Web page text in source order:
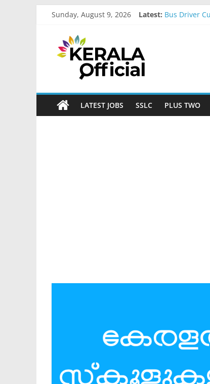
Sunday, August 9, 2026 Latest: Bus Driver
Kerala
Official
Start
somethingLATEST JOBS SSLC PLUS TWO